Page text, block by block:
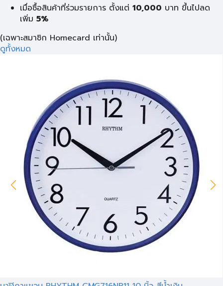
เมื่อซื้อสินค้าที่ร่วมรายการ ตั้งแต่ 10,000 บาท ขึ้นไปลด
เพิ่ม 5%
(เฉพาะสมาชิก Homecard เท่านั้น)
ดูทั้งหมด